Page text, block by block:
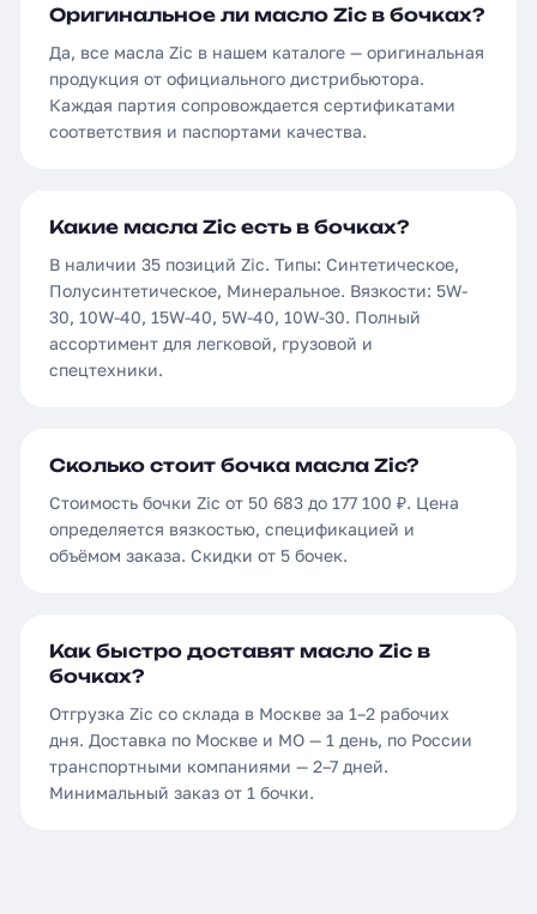
Оригинальное ли масло Zic в бочках?
Да, все масла Zic в нашем каталоге — оригинальная
продукция от официального дистрибьютора.
Каждая партия сопровождается сертификатами
соответствия и паспортами качества.
Какие масла Zic есть в бочках?
В наличии 35 позиций Zic. Типы: Синтетическое,
Полусинтетическое, Минеральное. Вязкости: 5W-
30, 10W-40, 15W-40, 5W-40, 10W-30. Полный
ассортимент для легковой, грузовой и
спецтехники.
Сколько стоит бочка масла Zic?
Стоимость бочки Zic от 50 683 до 177 100 ₽. Цена
определяется вязкостью, спецификацией и
объёмом заказа. Скидки от 5 бочек.
Как быстро доставят масло Zic в
бочках?
Отгрузка Zic со склада в Москве за 1–2 рабочих
дня. Доставка по Москве и МО — 1 день, по России
транспортными компаниями — 2–7 дней.
Минимальный заказ от 1 бочки.